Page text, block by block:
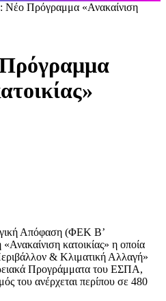
Πρόγραμμα «Ανακαίνιση
Απόφαση (ΦΕΚ Β’
κατοικίας» η οποία
& Κλιματική Αλλαγή»
Προγράμματα του ΕΣΠΑ,
του ανέρχεται περίπου σε 480